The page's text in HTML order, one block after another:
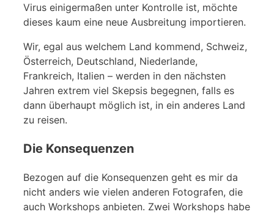
Virus einigermaßen unter Kontrolle ist, möchte
dieses kaum eine neue Ausbreitung importieren.
Wir, egal aus welchem Land kommend, Schweiz,
Österreich, Deutschland, Niederlande,
Frankreich, Italien – werden in den nächsten
Jahren extrem viel Skepsis begegnen, falls es
dann überhaupt möglich ist, in ein anderes Land
zu reisen.
Die Konsequenzen
Bezogen auf die Konsequenzen geht es mir da
nicht anders wie vielen anderen Fotografen, die
auch Workshops anbieten. Zwei Workshops habe